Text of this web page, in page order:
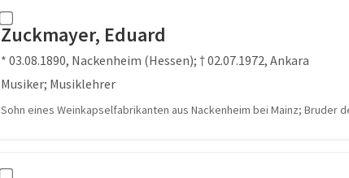
Zuckmayer, Eduard
* 03.08.1890, Nackenheim (Hessen); † 02.07.1972, Ankara
Musiker; Musiklehrer
Sohn eines Weinkapselfabrikanten aus Nackenheim bei Mainz;